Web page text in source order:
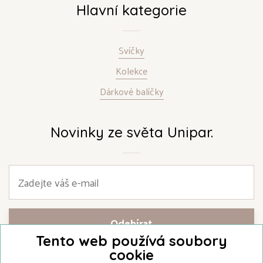
Hlavní kategorie
Svíčky
Kolekce
Dárkové balíčky
Novinky ze světa Unipar.
Přihlašte se k našemu newsletteru a buďte jako první informováni o
Tento web používá soubory
cookie